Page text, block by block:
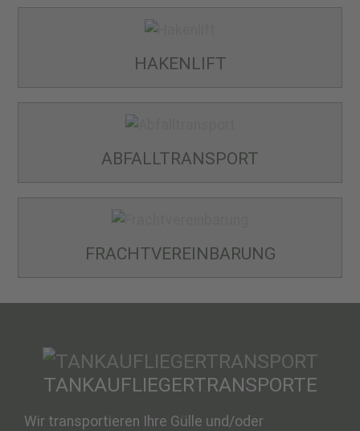
HAKENLIFT
ABFALL­TRANSPORT
FRACHT­VEREINBARUNG
TANKAUFLIEGER­TRANSPORTE
Wir transportieren Ihre Gülle und/oder